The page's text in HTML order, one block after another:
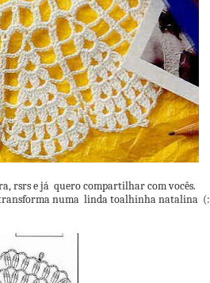
rsrs e já quero compartilhar com vocês.
transforma numa linda toalhinha natalina (: